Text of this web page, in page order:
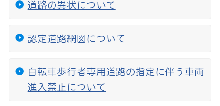
道路の異状について
認定道路網図について
自転車歩行者専用道路の指定に伴う車両
進入禁止について